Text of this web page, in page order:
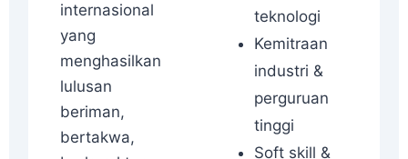
internasional
yang
menghasilkan
lulusan
beriman,
bertakwa,
teknologi
Kemitraan
industri &
perguruan
tinggi
Soft skill &